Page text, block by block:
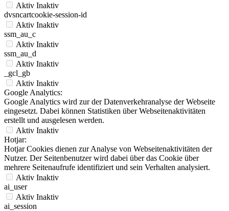
Aktiv Inaktiv
dvsncartcookie-session-id
Aktiv Inaktiv
ssm_au_c
Aktiv Inaktiv
ssm_au_d
Aktiv Inaktiv
_gcl_gb
Aktiv Inaktiv
Google Analytics:
Google Analytics wird zur der Datenverkehranalyse der Webseite
eingesetzt. Dabei können Statistiken über Webseitenaktivitäten
erstellt und ausgelesen werden.
Aktiv Inaktiv
Hotjar:
Hotjar Cookies dienen zur Analyse von Webseitenaktivitäten der
Nutzer. Der Seitenbenutzer wird dabei über das Cookie über
mehrere Seitenaufrufe identifiziert und sein Verhalten analysiert.
Aktiv Inaktiv
ai_user
Aktiv Inaktiv
ai_session